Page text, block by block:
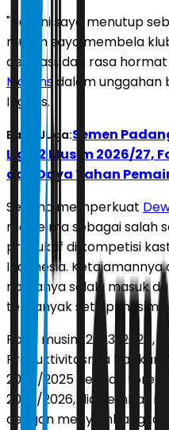
"Hari ini saya menutup
musim saya membela
dedikasi, dan rasa
Martins dalam unggahan
Inggris.
Baca Juga:Semen
Liga 2 Musim 2026/27,
dan Daya Tahan
Selama memperkuat
menjelma sebagai salah
produktif di kompetisi
Indonesia.
namanya selalu masuk
terbanyak setiap musim.
Pada musim 2023/2024,
Produktivitasnya bahkan
2024/2025 dengan
2025/2026, dia kembali
dengan menyumbangkan